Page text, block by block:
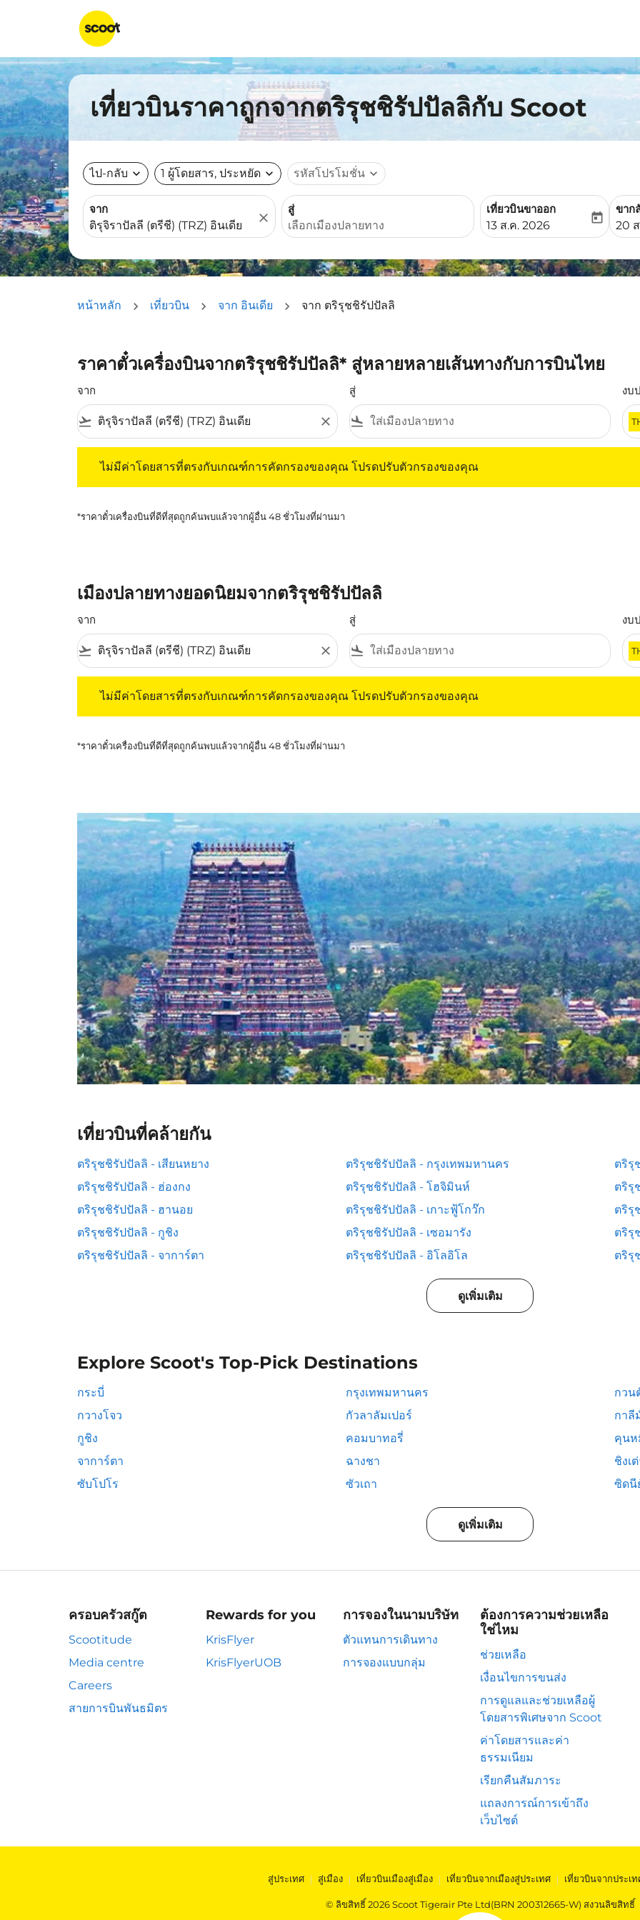
เที่ยวบินราคาถูกจากตริรุชชิรัปปัลลิกับ Scoot
ไป-กลับ expand_more 1 ผู้โดยสาร, ประหยัด expand_more รหัสโปรโมชั่น expand_more
จาก
close
สู่
เที่ยวบินขาออก
fc-booking-departure-
13 ส.ค. 2026
today
ขาก
fc-
20
หน้าหลัก เที่ยวบิน จาก อินเดีย จาก ตริรุชชิรัปปัลลิ
ราคาตั๋วเครื่องบินจากตริรุชชิรัปปัลลิ* สู่หลายหลายเส้นทางกับการบินไทย
จาก
flight_takeoff close
สู่
flight_land
งบ
ไม่มีค่าโดยสารที่ตรงกับเกณฑ์การคัดกรองของคุณ โปรดปรับตัวกรองของคุณ
*ราคาตั๋วเครื่องบินที่ดีที่สุดถูกค้นพบแล้วจากผู้อื่น 48 ชั่วโมงที่ผ่านมา
เมืองปลายทางยอดนิยมจากตริรุชชิรัปปัลลิ
จาก
flight_takeoff close
สู่
flight_land
งบ
ไม่มีค่าโดยสารที่ตรงกับเกณฑ์การคัดกรองของคุณ โปรดปรับตัวกรองของคุณ
*ราคาตั๋วเครื่องบินที่ดีที่สุดถูกค้นพบแล้วจากผู้อื่น 48 ชั่วโมงที่ผ่านมา
เที่ยวบินที่คล้ายกัน
ตริรุชชิรัปปัลลิ - เสียนหยาง ตริรุชชิรัปปัลลิ - กรุงเทพมหานคร
ตริรุ
ตริรุชชิรัปปัลลิ - ฮ่องกง
ตริรุชชิรัปปัลลิ - โฮจิมินห์
ตริรุ
ตริรุชชิรัปปัลลิ - ฮานอย
ตริรุชชิรัปปัลลิ - เกาะฟู้โกว๊ก
ตริรุ
ตริรุชชิรัปปัลลิ - กูชิง
ตริรุชชิรัปปัลลิ - เซอมารัง
ตริรุ
ตริรุชชิรัปปัลลิ - จาการ์ตา
ตริรุชชิรัปปัลลิ - อิโลอิโล ตริรุ
ดูเพิ่มเติม
Explore Scoot's Top-Pick Destinations
กระบี่ กรุงเทพมหานคร
กวน
กวางโจว
กัวลาลัมเปอร์
กาลี
กูชิง
คอมบาทอรี่
คุนห
จาการ์ตา
ฉางชา
ชิงเ
ซับโปโร
ซัวเถา ซิดนี
ดูเพิ่มเติม
ครอบครัวสกู๊ต
Scootitude
Media centre
Careers
สายการบินพันธมิตร
Rewards for you
KrisFlyer
KrisFlyerUOB
การจองในนามบริษัท
ตัวแทนการเดินทาง
การจองแบบกลุ่ม
ต้องการความช่วยเหลือ
ใช่ไหม
ช่วยเหลือ
เงื่อนไขการขนส่ง
การดูแลและช่วยเหลือผู้
โดยสารพิเศษจาก Scoot
ค่าโดยสารและค่า
ธรรมเนียม
เรียกคืนสัมภาระ
แถลงการณ์การเข้าถึง
เว็บไซต์
สู่ประเทศ | สู่เมือง | เที่ยวบินเมืองสู่เมือง | เที่ยวบินจากเมืองสู่ประเทศ | เที่ยวบินจากประเท
© ลิขสิทธิ์ 2026 Scoot Tigerair Pte Ltd(BRN 200312665-W) สงวนลิขสิทธิ์